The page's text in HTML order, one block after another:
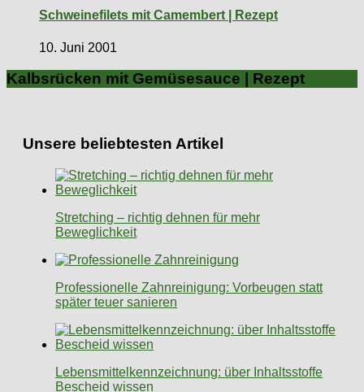
Schweinefilets mit Camembert | Rezept
10. Juni 2001
Kalbsrücken mit Gemüsesauce | Rezept
Unsere beliebtesten Artikel
Stretching – richtig dehnen für mehr
Beweglichkeit
Professionelle Zahnreinigung: Vorbeugen statt
später teuer sanieren
Lebensmittelkennzeichnung: über Inhaltsstoffe
Bescheid wissen